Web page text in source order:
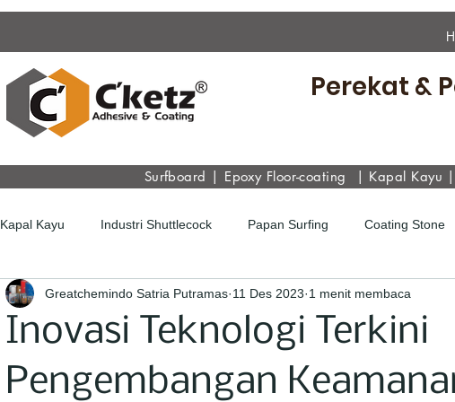
Perekat &
Surfboard | Epoxy Floor-coating | Kapal Kayu
Kapal Kayu Industri Shuttlecock Papan Surfing Coating Stone
Inovasi Teknologi Terkini
Pengembangan
Greatchemindo Satria Putramas 11 Des 2023 1 menit membaca